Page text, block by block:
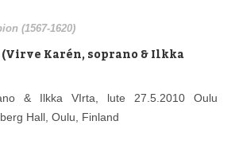
(1567-1620)
(Virve Karén, soprano & Ilkka
& Ilkka VIrta, lute 27.5.2010 Oulu
Hall, Oulu, Finland